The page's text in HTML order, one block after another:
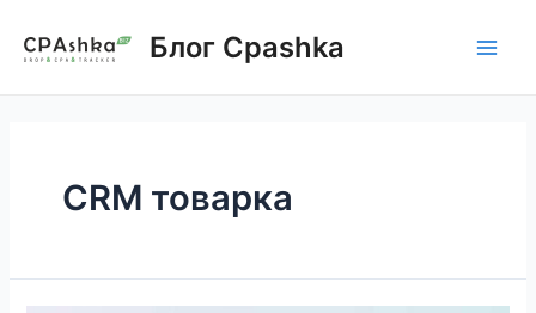
content
Блог Cpashka
CRM товарка